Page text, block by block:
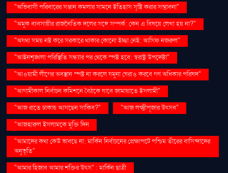
"অভিবাসী পরিবারের সন্তান কমলার সামনে ইতিহাস সৃষ্টি করার সম্ভাবনা"
"অমুক ব্যবসায়ীর রাজনৈতিক দলের সঙ্গে সম্পর্ক: কেন এ বিষয়ে লেখা হয় না?"
"অযথা সময় নষ্ট করে সরকারে থাকার কোনো ইচ্ছা নেই: আসিফ নজরুল"
"আইনশৃঙ্খলা পরিস্থিতি সন্ধ্যার পর থেকে স্পষ্ট হবে: স্বরাষ্ট্র উপদেষ্টা"
"আওয়ামী লীগের অবস্থান স্পষ্ট না করলে যমুনা ঘেরাও করবে গণ অধিকার পরিষদ"
"আগামীকাল নির্বাচন কমিশনে বৈঠকে যাবে জামায়াতে ইসলামী"
"আজ রাতে ঢাকায় আসছেন সাকিব?"
"আজ লক্ষ্মীপূজার উৎসব"
"আজহারুল ইসলামকে মুক্তি দিন
"আমাদের কথা কেউ ভাবছে না: মার্কিন নির্বাচনের প্রেক্ষাপটে পশ্চিম তীরের বাসিন্দাদের
অনুভূতি"
"আমার হিজাব আমার শক্তির উৎস" : মার্কিন ছাত্রী